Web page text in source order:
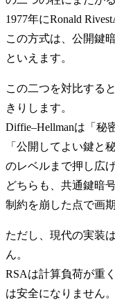
1977年にRonald
この方式は、公開鍵
といえます。
この二つを対比する
きりします。
Diffie–Hellmanは「秘
「公開してよい鍵と
のレベルまで押し広げ
どちらも、共通鍵暗
制約を崩した点で画期
ただし、現代の実装
ん。
RSAは計算負荷が重
は安全になりません。